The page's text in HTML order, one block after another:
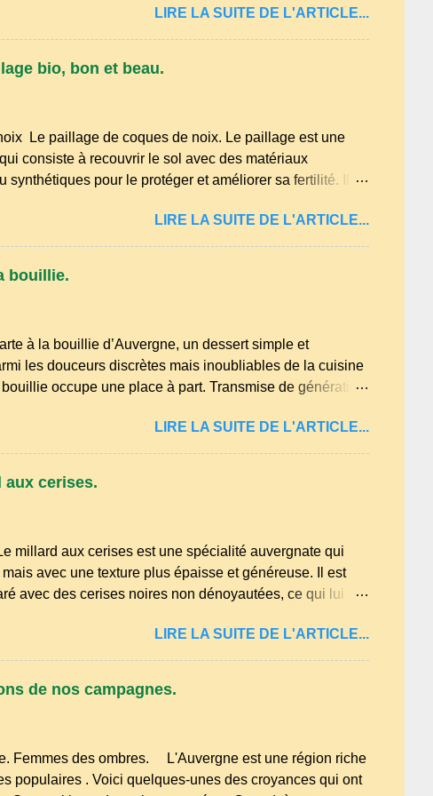
le nombre de locuteurs ait diminué au fil des décennies,
expressions et en traditions. Par exemple, on trouve
"agourer" (s'accroupir) ou "aze" (âne, utilisé aussi pour
Souvenirs de la langue d’ Auvergne particulièrement
LIRE LA SUITE DE L'ARTICLE...
bio, bon et beau.
Le paillage de coques de noix. Le paillage est une
consiste à recouvrir le sol avec des matériaux
synthétiques pour le protéger et améliorer sa fertilité. Il
conserve l'humidité du sol. Diminution des mauvaises
d'atteindre le sol, ce qui freine la germination des
les intempéries : Il préserve le sol du froid en hiver et
été. Amélioration de la structure du sol : Les paillis
mon petit jardin. Tailles, nettoyages et premiers semis
LIRE LA SUITE DE L'ARTICLE...
bouillie.
à la bouillie d’Auvergne, un dessert simple et
les douceurs discrètes mais inoubliables de la cuisine
occupe une place à part. Transmise de génération
où l’on partageait des recettes simples, nourrissantes et
les campagnes du Puy‑de‑Dôme, du Cantal ou de la
autrefois un dessert du quotidien, préparé avec les
: lait, farine, sucre, œufs… et beaucoup de
et la farine du grenier. Pas de fioritures ...
LIRE LA SUITE DE L'ARTICLE...
aux cerises.
millard aux cerises est une spécialité auvergnate qui
avec une texture plus épaisse et généreuse. Il est
avec des cerises noires non dénoyautées, ce qui lui
500 g de cerises noires si possible , la tradition les
3 œufs, 250 g de farine, 50g de sucre un verre de lait, 1
beurre. Commencez par équeuter les cerises sans les
passez les sous l'eau rapidement, puis séchez-les sur
LIRE LA SUITE DE L'ARTICLE...
de nos campagnes.
Femmes des ombres. L'Auvergne est une région riche
populaires . Voici quelques-unes des croyances qui ont